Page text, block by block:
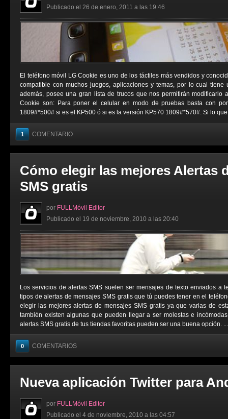
Publicado el 26 de enero, 2011 a las 19:46
El teléfono móvil LG Cookie es uno de los táctiles más vendidos y
compatible con muchos juegos, aplicaciones y temas, por lo cual
además, posee una gran lista de trucos que nos permitirán modificarlo
Cookie son: Para poner el celular en modo de pruebas basta con
1809#*500# si es el KP500 ó si es la versión KP570 1809#*570#. Si lo que
1 COMENTARIO
Cómo elegir las mejores Alertas
SMS gratis
por FULLMóvil Editor
Publicado el 19 de noviembre, 2010 a las 20:40
Los servicios de alertas SMS suelen ser mensajes de texto enviados a
tipos de alertas de mensajes SMS gratis que tú puedes tener en el
elegir las mejores alertas de mensajes SMS gratis ya que varias de
también existen algunas que pueden llegar a ser molestas e
alertas SMS gratis de tus tiendas favoritas pueden ser una buena opción. ...
0 COMENTARIOS
Nueva aplicación Twitter para
por FULLMóvil Editor
Publicado el 4 de noviembre, 2010 a las 04:57